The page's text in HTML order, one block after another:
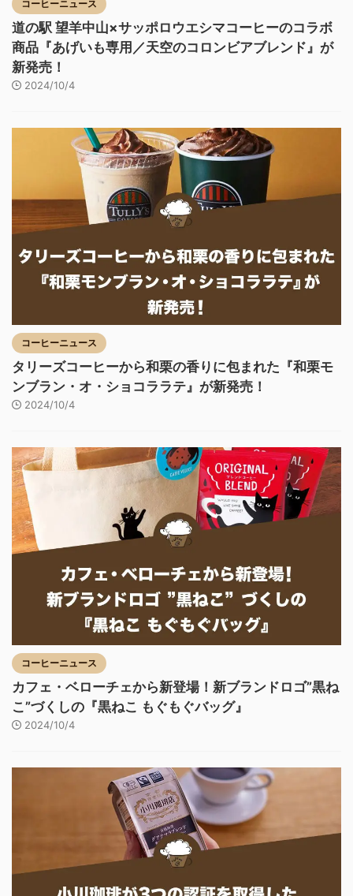
コーヒーニュース
道の駅 望羊中山×サッポロウエシマコーヒーのコラボ
商品『あげいも専用／天空のコロンビアブレンド』が
新発売！
2024/10/4
コーヒーニュース
タリーズコーヒーから和栗の香りに包まれた『和栗モ
ンブラン・オ・ショコララテ』が新発売！
2024/10/4
コーヒーニュース
カフェ・ベローチェから新登場！新ブランドロゴ”黒ね
こ”づくしの『黒ねこ もぐもぐバッグ』
2024/10/4